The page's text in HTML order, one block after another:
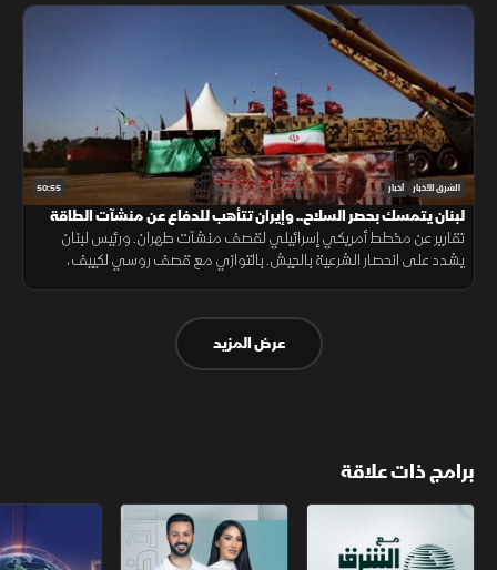
50:55 الشرق للأخبار أخبار
لبنان يتمسك بحصر السلاح.. وإيران تتأهب للدفاع عن منشآت الطاقة
تقارير عن مخطط أمريكي إسرائيلي لقصف منشآت طهران. ورئيس لبنان
يشدد على انحصار الشرعية بالجيش. بالتوازي مع قصف روسي لكييف،
عرض المزيد
برامج ذات علاقة
مع الشرق الأوسط الخبر الآخر تقارير الشرق